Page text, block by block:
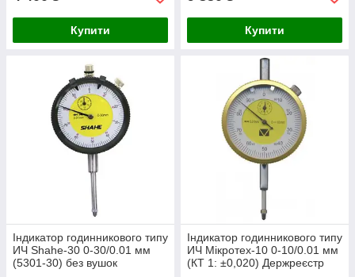
Купити Купити
Індикатор годинникового типу
ИЧ Shahe-30 0-30/0.01 мм
(5301-30) без вушок
Індикатор годинникового типу
ИЧ Мікротех-10 0-10/0.01 мм
(КТ 1: ±0,020) Держреєстр